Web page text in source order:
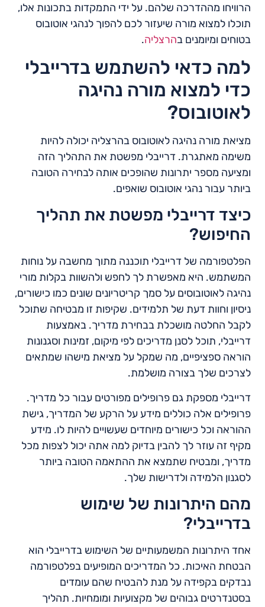
הרוויחו מההדרכה שלהם. על ידי התמקדות בתכונות אלו,
תוכלו למצוא מורה שיעזור לכם להפוך לנהגי אוטובוס
בטוחים ומיומנים בהרצליה.
למה כדאי להשתמש בדרייבלי
כדי למצוא מורה נהיגה
לאוטובוס?
מציאת מורה נהיגה לאוטובוס בהרצליה יכולה להיות
משימה מאתגרת. דרייבלי מפשטת את התהליך הזה
ומציעה מספר יתרונות שהופכים אותה לבחירה הטובה
ביותר עבור נהגי אוטובוס שואפים.
כיצד דרייבלי מפשטת את תהליך
החיפוש?
הפלטפורמה של דרייבלי תוכננה מתוך מחשבה על נוחות
המשתמש. היא מאפשרת לך לחפש ולהשוות בקלות מורי
נהיגה לאוטובוסים על סמך קריטריונים שונים כמו כישורים,
ניסיון וחוות דעת של תלמידים. שקיפות זו מבטיחה שתוכל
לקבל החלטה מושכלת בבחירת מדריך. באמצעות
דרייבלי, תוכל לסנן מדריכים לפי מיקום, זמינות וסגנונות
הוראה ספציפיים, מה שמקל על מציאת מישהו שמתאים
לצרכים שלך בצורה מושלמת.
דרייבלי מספקת גם פרופילים מפורטים עבור כל מדריך.
פרופילים אלה כוללים מידע על הרקע של המדריך, גישת
ההוראה וכל כישורים מיוחדים שעשויים להיות לו. מידע
מקיף זה עוזר לך להבין בדיוק למה אתה יכול לצפות מכל
מדריך, ומבטיח שתמצא את ההתאמה הטובה ביותר
לסגנון הלמידה ולדרישות שלך.
מהם היתרונות של שימוש
בדרייבלי?
אחד היתרונות המשמעותיים של השימוש בדרייבלי הוא
הבטחת האיכות. כל המדריכים המופיעים בפלטפורמה
נבדקים בקפידה על מנת להבטיח שהם עומדים
בסטנדרטים גבוהים של מקצועיות ומומחיות. תהליך